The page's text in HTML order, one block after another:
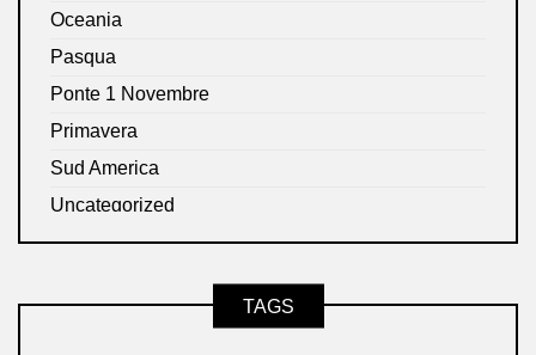
Oceania
Pasqua
Ponte 1 Novembre
Primavera
Sud America
Uncategorized
TAGS